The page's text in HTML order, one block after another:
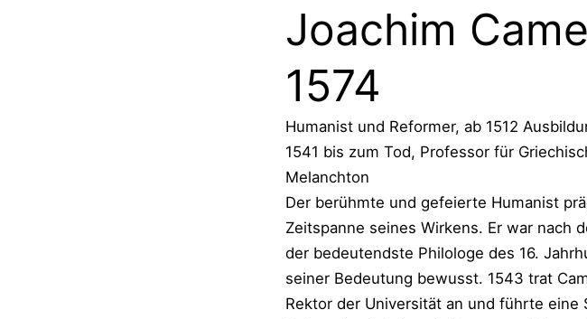
Joachim
1574
Humanist und Reformer, ab 1512
1541 bis zum Tod, Professor für
Melanchton
Der berühmte und gefeierte Humanist
Zeitspanne seines Wirkens. Er war nach
der bedeutendste Philologe des 16.
seiner Bedeutung bewusst. 1543 trat
Rektor der Universität an und führte eine